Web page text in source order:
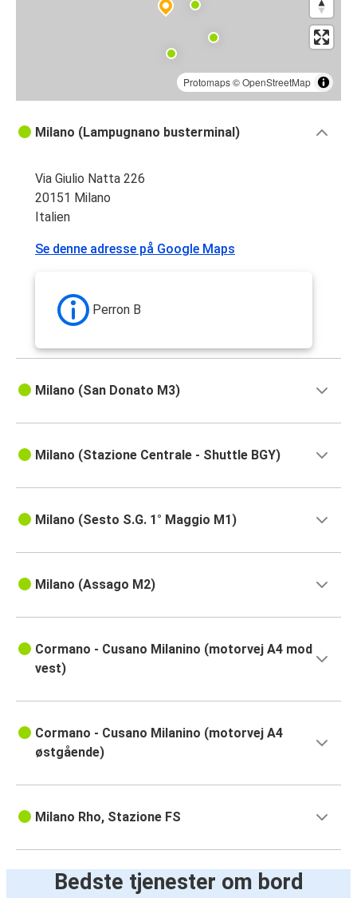
Protomaps©OpenStreetMap
Milano (Lampugnano busterminal)
Via Giulio Natta 226
20151 Milano
Italien
Se denne adresse på Google Maps
Perron B
Milano (San Donato M3)
Milano (Stazione Centrale - Shuttle BGY)
Milano (Sesto S.G. 1° Maggio M1)
Milano (Assago M2)
Cormano - Cusano Milanino (motorvej A4 mod
vest)
Cormano - Cusano Milanino (motorvej A4
østgående)
Milano Rho, Stazione FS
Bedste tjenester om bord